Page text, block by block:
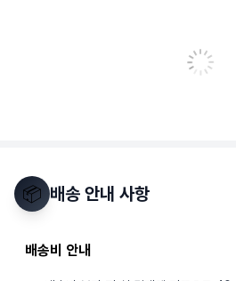
📦 배송 안내 사항
배송비 안내